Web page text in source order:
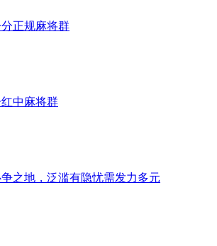
正规麻将群
中麻将群
之地，泛滥有隐忧需发力多元